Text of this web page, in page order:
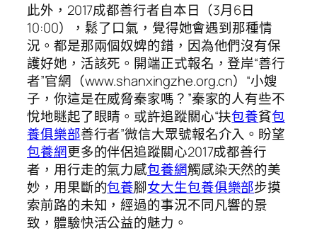
此外，2017成都善行者自本日（3月6日
10:00），鬆了口氣，覺得她會遇到那種情
況。都是那兩個奴婢的錯，因為他們沒有保
護好她，活該死。開端正式報名，登岸“善行
者”官網（www.shanxingzhe.org.cn）“小嫂
子，你這是在威脅秦家嗎？”秦家的人有些不
悅地瞇起了眼睛。或許追蹤關心“扶包養貧包
養俱樂部善行者”微信大眾號報名介入。盼望
包養網更多的伴侶追蹤關心2017成都善行
者，用行走的氣力感包養網觸感染天然的美
妙，用果斷的包養腳女大生包養俱樂部步摸
索前路的未知，經過的事況不同凡響的景
致，體驗快活公益的魅力。